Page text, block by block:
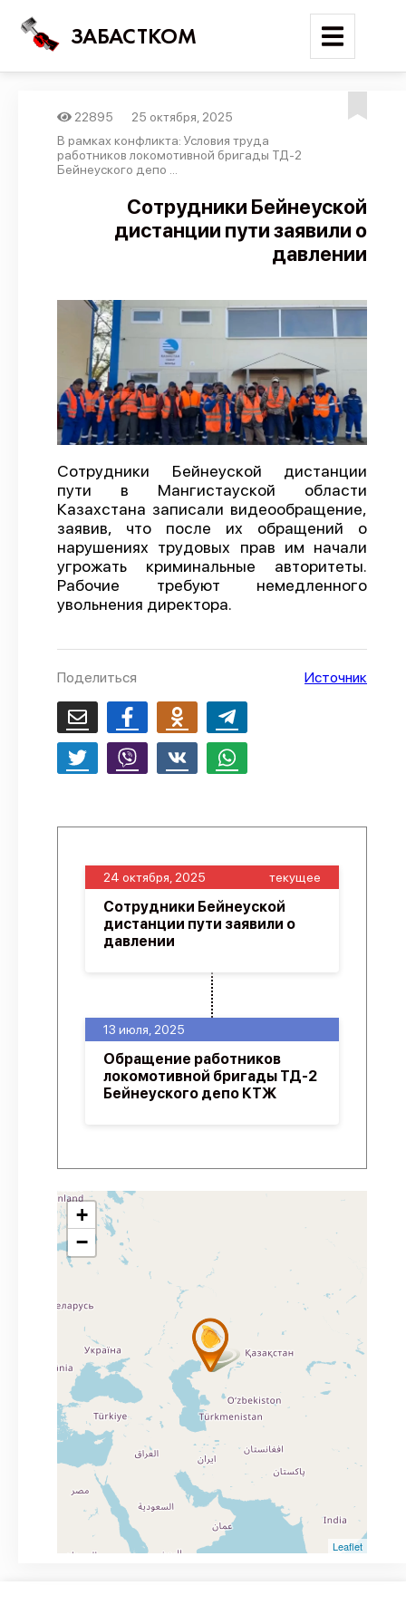
ЗАБАСТКОМ
Войти
Новости
Карта событий
Отчеты
Предложить публикацию
Справочник
API
О проекте
Политика конфиденциальности
22895
25 октября, 2025
В рамках конфликта: Условия труда
работников локомотивной бригады ТД-2
Бейнеуского депо ...
Сотрудники Бейнеуской
дистанции пути заявили о
давлении
Сотрудники Бейнеуской дистанции
пути в Мангистауской области
Казахстана записали видеообращение,
заявив, что после их обращений о
нарушениях трудовых прав им начали
угрожать криминальные авторитеты.
Рабочие требуют немедленного
увольнения директора.
Поделиться Источник
13 июля, 2025
Обращение работников
локомотивной бригады ТД-2
Бейнеуского депо КТЖ
24 октября, 2025 текущее
Сотрудники Бейнеуской
дистанции пути заявили о
давлении
+
−
Leaflet